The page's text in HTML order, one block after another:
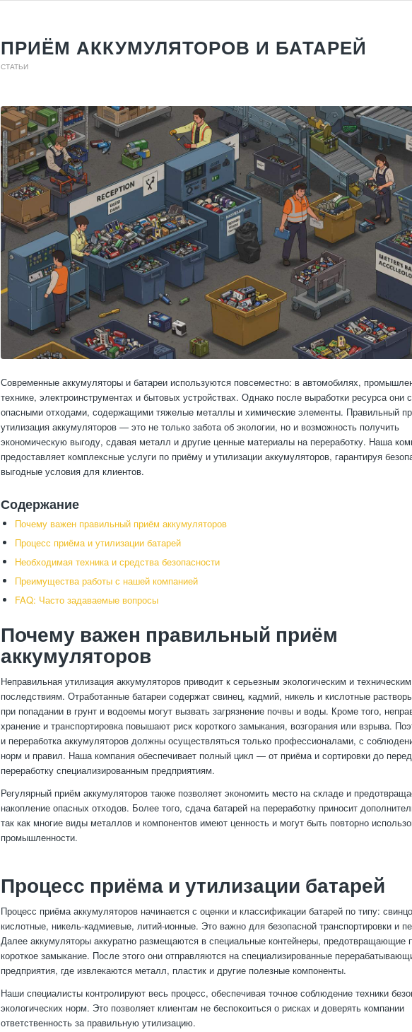
ПРИЁМ АККУМУЛЯТОРОВ И БАТАРЕЙ
СТАТЬИ
Современные аккумуляторы и батареи используются повсеместно: в автомобилях,
технике, электроинструментах и бытовых устройствах. Однако после выработки ресурса они
опасными отходами, содержащими тяжелые металлы и химические элементы. Правильный
утилизация аккумуляторов — это не только забота об экологии, но и возможность получить
экономическую выгоду, сдавая металл и другие ценные материалы на переработку. Наша
предоставляет комплексные услуги по приёму и утилизации аккумуляторов, гарантируя
выгодные условия для клиентов.
Содержание
Почему важен правильный приём аккумуляторов
Процесс приёма и утилизации батарей
Необходимая техника и средства безопасности
Преимущества работы с нашей компанией
FAQ: Часто задаваемые вопросы
Почему важен правильный приём
аккумуляторов
Неправильная утилизация аккумуляторов приводит к серьезным экологическим и техническим
последствиям. Отработанные батареи содержат свинец, кадмий, никель и кислотные
при попадании в грунт и водоемы могут вызвать загрязнение почвы и воды. Кроме того,
хранение и транспортировка повышают риск короткого замыкания, возгорания или взрыва.
и переработка аккумуляторов должны осуществляться только профессионалами, с
норм и правил. Наша компания обеспечивает полный цикл — от приёма и сортировки до
переработку специализированным предприятиям.
Регулярный приём аккумуляторов также позволяет экономить место на складе и
накопление опасных отходов. Более того, сдача батарей на переработку приносит
так как многие виды металлов и компонентов имеют ценность и могут быть повторно
промышленности.
Процесс приёма и утилизации батарей
Процесс приёма аккумуляторов начинается с оценки и классификации батарей по типу:
кислотные, никель-кадмиевые, литий-ионные. Это важно для безопасной транспортировки и
Далее аккумуляторы аккуратно размещаются в специальные контейнеры, предотвращающие
короткое замыкание. После этого они отправляются на специализированные
предприятия, где извлекаются металл, пластик и другие полезные компоненты.
Наши специалисты контролируют весь процесс, обеспечивая точное соблюдение техники
экологических норм. Это позволяет клиентам не беспокоиться о рисках и доверять компании
ответственность за правильную утилизацию.